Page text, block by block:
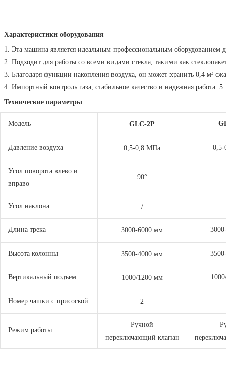
Характеристики оборудования
1. Эта машина является идеальным профессиональным оборудованием
2. Подходит для работы со всеми видами стекла, такими как
3. Благодаря функции накопления воздуха, он может хранить 0,4 м³
4. Импортный контроль газа, стабильное качество и надежная работа.
Технические параметры
Модель GLC-2P
Давление воздуха 0,5-0,8 МПа
Угол поворота влево и
вправо
90°
Угол наклона /
Длина трека 3000-6000 мм
Высота колонны 3500-4000 мм
Вертикальный подъем 1000/1200 мм
Номер чашки с присоской 2
Режим работы
Ручной
переключающий клапан